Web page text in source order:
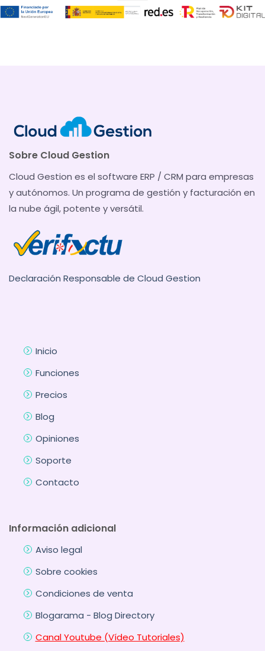
Sobre Cloud Gestion
Cloud Gestion es el software ERP / CRM para empresas
y autónomos. Un programa de gestión y facturación en
la nube ágil, potente y versátil.
Declaración Responsable de Cloud Gestion
Inicio
Funciones
Precios
Blog
Opiniones
Soporte
Contacto
Información adicional
Aviso legal
Sobre cookies
Condiciones de venta
Blogarama - Blog Directory
Canal Youtube (Vídeo Tutoriales)